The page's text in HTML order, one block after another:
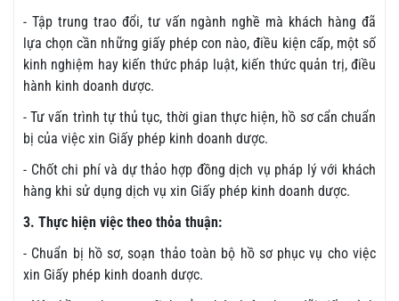
- Tập trung trao đổi, tư vấn ngành nghề mà khách hàng đã
lựa chọn cần những giấy phép con nào, điều kiện cấp, một số
kinh nghiệm hay kiến thức pháp luật, kiến thức quản trị, điều
hành kinh doanh dược.
- Tư vấn trình tự thủ tục, thời gian thực hiện, hồ sơ cẩn chuẩn
bị của việc xin Giấy phép kinh doanh dược.
- Chốt chi phí và dự thảo hợp đồng dịch vụ pháp lý với khách
hàng khi sử dụng dịch vụ xin Giấy phép kinh doanh dược.
3. Thực hiện việc theo thỏa thuận:
- Chuẩn bị hồ sơ, soạn thảo toàn bộ hồ sơ phục vụ cho việc
xin Giấy phép kinh doanh dược.